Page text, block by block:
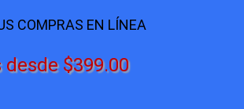
COMPRAS EN LÍNEA
desde $399.00